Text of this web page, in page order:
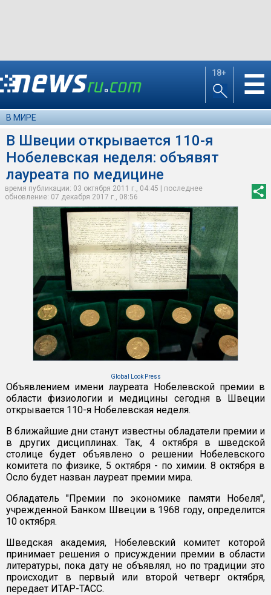
18+ ☰
В МИРЕ
В Швеции открывается 110-я
Нобелевская неделя: объявят
лауреата по медицине
время публикации: 03 октября 2011 г., 04:45 | последнее
обновление: 07 декабря 2017 г., 08:56
Global Look Press
Объявлением имени лауреата Нобелевской премии в
области физиологии и медицины сегодня в Швеции
открывается 110-я Нобелевская неделя.
В ближайшие дни станут известны обладатели премии и
в других дисциплинах. Так, 4 октября в шведской
столице будет объявлено о решении Нобелевского
комитета по физике, 5 октября - по химии. 8 октября в
Осло будет назван лауреат премии мира.
Обладатель "Премии по экономике памяти Нобеля",
учрежденной Банком Швеции в 1968 году, определится
10 октября.
Шведская академия, Нобелевский комитет которой
принимает решения о присуждении премии в области
литературы, пока дату не объявлял, но по традиции это
происходит в первый или второй четверг октября,
передает ИТАР-ТАСС.